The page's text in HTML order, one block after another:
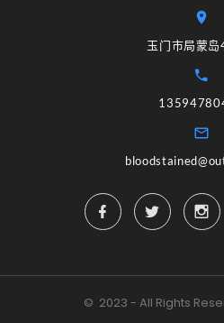
玉门市局蒙
© 2023 - All Rights